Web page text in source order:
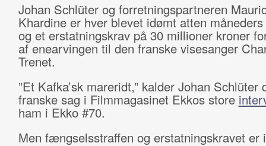
Johan Schlüter og forretningspartneren
Khardine er hver blevet idømt atten
og et erstatningskrav på 30 millioner kroner
af enearvingen til den franske visesanger
Trenet.
”Et Kafka’sk mareridt,” kalder Johan Schlüter
franske sag i Filmmagasinet Ekkos store
ham i Ekko #70.
Men fængselsstraffen og erstatningskravet er